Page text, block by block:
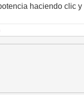
haciendo clic y